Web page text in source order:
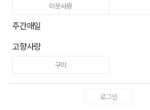
이웃사랑
주간매일
고향사랑
구미
로그인